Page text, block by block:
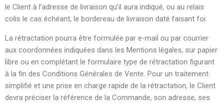
le Client à l’adresse de livraison qu’il aura indiqué, ou au relais
colis le cas échéant, le bordereau de livraison daté faisant foi.
La rétractation pourra être formulée par e-mail ou par courrier
aux coordonnées indiquées dans les Mentions légales, sur papier
libre ou en complétant le formulaire type de rétractation figurant
à la fin des Conditions Générales de Vente. Pour un traitement
simplifié et une prise en charge rapide de la rétractation, le Client
devra préciser la référence de la Commande, son adresse, ses